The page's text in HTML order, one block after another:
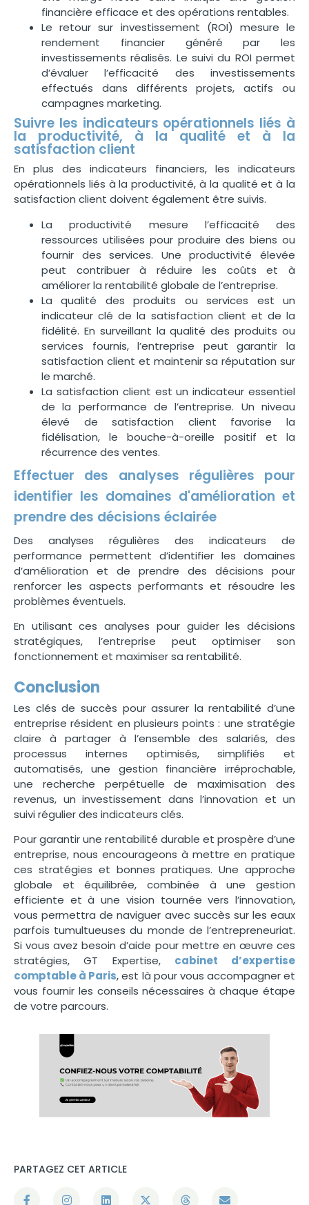
financière efficace et des opérations rentables.
Le retour sur investissement (ROI) mesure le
rendement financier généré par les
investissements réalisés. Le suivi du ROI permet
d’évaluer l’efficacité des investissements
effectués dans différents projets, actifs ou
campagnes marketing.
Suivre les indicateurs opérationnels liés à
la productivité, à la qualité et à la
satisfaction client
En plus des indicateurs financiers, les indicateurs
opérationnels liés à la productivité, à la qualité et à la
satisfaction client doivent également être suivis.
La productivité mesure l’efficacité des
ressources utilisées pour produire des biens ou
fournir des services. Une productivité élevée
peut contribuer à réduire les coûts et à
améliorer la rentabilité globale de l’entreprise.
La qualité des produits ou services est un
indicateur clé de la satisfaction client et de la
fidélité. En surveillant la qualité des produits ou
services fournis, l’entreprise peut garantir la
satisfaction client et maintenir sa réputation sur
le marché.
La satisfaction client est un indicateur essentiel
de la performance de l’entreprise. Un niveau
élevé de satisfaction client favorise la
fidélisation, le bouche-à-oreille positif et la
récurrence des ventes.
Effectuer des analyses régulières pour
identifier les domaines d'amélioration et
prendre des décisions éclairée
Des analyses régulières des indicateurs de
performance permettent d’identifier les domaines
d’amélioration et de prendre des décisions pour
renforcer les aspects performants et résoudre les
problèmes éventuels.
En utilisant ces analyses pour guider les décisions
stratégiques, l’entreprise peut optimiser son
fonctionnement et maximiser sa rentabilité.
Conclusion
Les clés de succès pour assurer la rentabilité d’une
entreprise résident en plusieurs points : une stratégie
claire à partager à l’ensemble des salariés, des
processus internes optimisés, simplifiés et
automatisés, une gestion financière irréprochable,
une recherche perpétuelle de maximisation des
revenus, un investissement dans l’innovation et un
suivi régulier des indicateurs clés.
Pour garantir une rentabilité durable et prospère d’une
entreprise, nous encourageons à mettre en pratique
ces stratégies et bonnes pratiques. Une approche
globale et équilibrée, combinée à une gestion
efficiente et à une vision tournée vers l’innovation,
vous permettra de naviguer avec succès sur les eaux
parfois tumultueuses du monde de l’entrepreneuriat.
Si vous avez besoin d’aide pour mettre en œuvre ces
stratégies, GT Expertise, cabinet d’expertise
comptable à Paris, est là pour vous accompagner et
vous fournir les conseils nécessaires à chaque étape
de votre parcours.
PARTAGEZ CET ARTICLE